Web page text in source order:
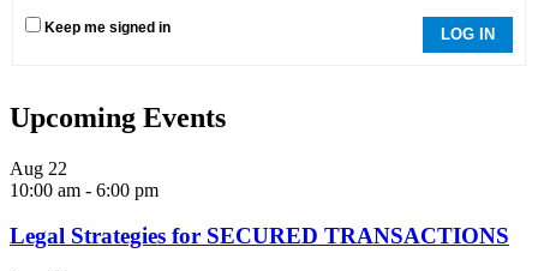
Keep me signed in LOG IN
Upcoming Events
Aug 22
10:00 am - 6:00 pm
Legal Strategies for SECURED TRANSACTIONS